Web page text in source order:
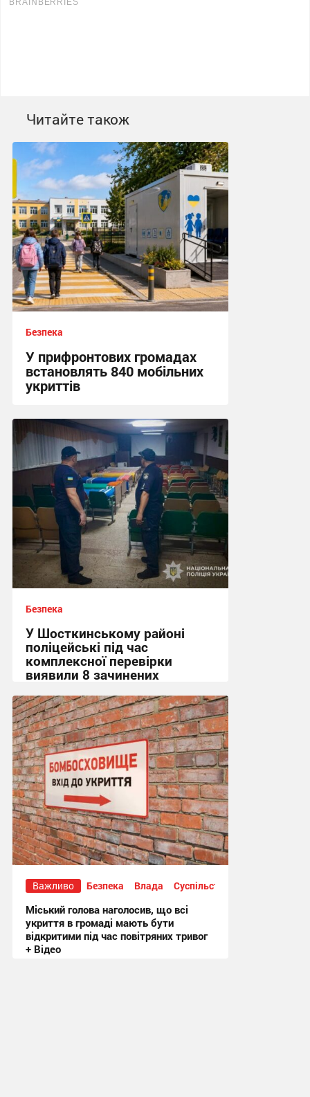
Читайте також
Безпека
У прифронтових громадах
встановлять 840 мобільних
укриттів
12:57 сьогодні
Безпека
У Шосткинському районі
поліцейські під час
комплексної перевірки
виявили 8 зачинених
15:36, 7.08.2026
Важливо Безпека Влада Суспільство
Міський голова наголосив, що всі
укриття в громаді мають бути
відкритими під час повітряних тривог
+ Відео